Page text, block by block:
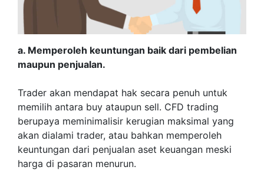
a. Memperoleh keuntungan baik dari pembelian
maupun penjualan.
Trader akan mendapat hak secara penuh untuk
memilih antara buy ataupun sell. CFD trading
berupaya meminimalisir kerugian maksimal yang
akan dialami trader, atau bahkan memperoleh
keuntungan dari penjualan aset keuangan meski
harga di pasaran menurun.